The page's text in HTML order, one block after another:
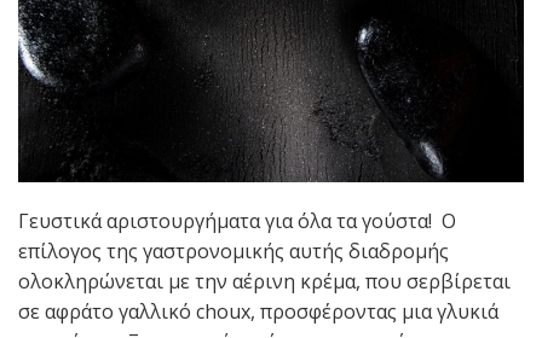
Γευστικά αριστουργήματα για όλα τα γούστα! Ο
επίλογος της γαστρονομικής αυτής διαδρομής
ολοκληρώνεται με την αέρινη κρέμα, που σερβίρεται
σε αφράτο γαλλικό choux, προσφέροντας μια γλυκιά